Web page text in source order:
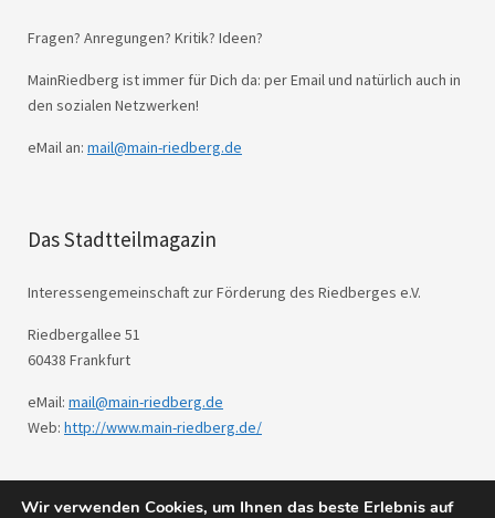
Fragen? Anregungen? Kritik? Ideen?
MainRiedberg ist immer für Dich da: per Email und natürlich auch in
den sozialen Netzwerken!
eMail an: mail@main-riedberg.de
Das Stadtteilmagazin
Interessengemeinschaft zur Förderung des Riedberges e.V.
Riedbergallee 51
60438 Frankfurt
eMail: mail@main-riedberg.de
Web: http://www.main-riedberg.de/
Wir verwenden Cookies, um Ihnen das beste Erlebnis auf